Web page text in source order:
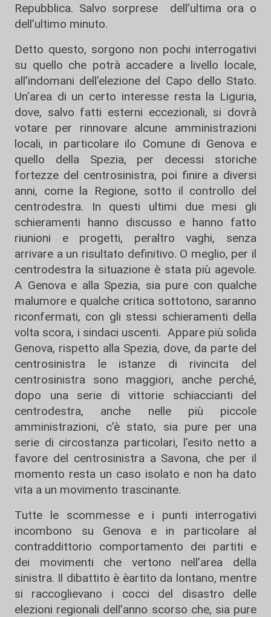
Repubblica. Salvo sorprese dell’ultima ora o
dell’ultimo minuto.
Detto questo, sorgono non pochi interrogativi
su quello che potrà accadere a livello locale,
all’indomani dell’elezione del Capo dello Stato.
Un’area di un certo interesse resta la Liguria,
dove, salvo fatti esterni eccezionali, si dovrà
votare per rinnovare alcune amministrazioni
locali, in particolare ilo Comune di Genova e
quello della Spezia, per decessi storiche
fortezze del centrosinistra, poi finire a diversi
anni, come la Regione, sotto il controllo del
centrodestra. In questi ultimi due mesi gli
schieramenti hanno discusso e hanno fatto
riunioni e progetti, peraltro vaghi, senza
arrivare a un risultato definitivo. O meglio, per il
centrodestra la situazione è stata più agevole.
A Genova e alla Spezia, sia pure con qualche
malumore e qualche critica sottotono, saranno
riconfermati, con gli stessi schieramenti della
volta scora, i sindaci uscenti. Appare più solida
Genova, rispetto alla Spezia, dove, da parte del
centrosinistra le istanze di rivincita del
centrosinistra sono maggiori, anche perché,
dopo una serie di vittorie schiaccianti del
centrodestra, anche nelle più piccole
amministrazioni, c’è stato, sia pure per una
serie di circostanza particolari, l’esito netto a
favore del centrosinistra a Savona, che per il
momento resta un caso isolato e non ha dato
vita a un movimento trascinante.
Tutte le scommesse e i punti interrogativi
incombono su Genova e in particolare al
contraddittorio comportamento dei partiti e
dei movimenti che vertono nell’area della
sinistra. Il dibattito è èartito da lontano, mentre
si raccoglievano i cocci del disastro delle
elezioni regionali dell’anno scorso che, sia pure